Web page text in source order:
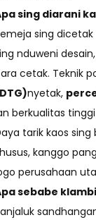
sing diarani
sing
nduweni
cetak. Teknik
nyetak,
berkualitas
tarik kaos
kanggo
perusahaan
sebabe